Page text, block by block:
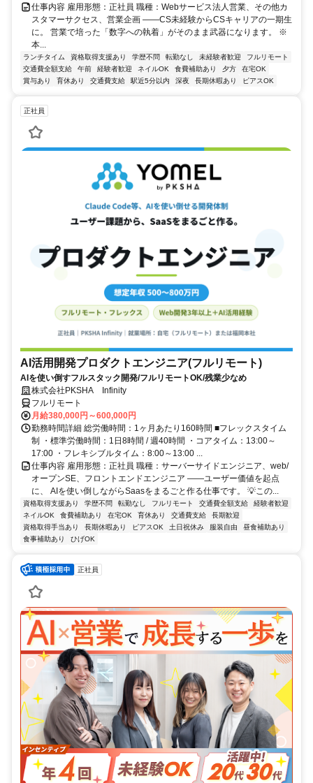
仕事内容 雇用形態：正社員 職種：Webサービス法人営業、その他カ
スタマーサクセス、営業企画 ――CS未経験からCSキャリアの一期生
に。 営業で培った「数字への執着」がそのまま武器になります。 ※
本...
ランチタイム 資格取得支援あり 学歴不問 転勤なし 未経験者歓迎
フルリモート
交通費全額支給
午前 経験者歓迎 ネイルOK 食費補助あり 夕方
在宅OK
賞与あり
育休あり 交通費支給 駅近5分以内 深夜 長期休暇あり ピアスOK
正社員
AI活用開発プロダクトエンジニア(フルリモート)
AIを使い倒すフルスタック開発/フルリモートOK/残業少なめ
株式会社PKSHA Infinity
フルリモート
月給380,000円～600,000円
勤務時間詳細 総労働時間：1ヶ月あたり160時間 ■フレックスタイム
制 ・標準労働時間：1日8時間 / 週40時間 ・コアタイム：13:00～
17:00 ・フレキシブルタイム：8:00～13:00 ...
仕事内容 雇用形態：正社員 職種：サーバーサイドエンジニア、web/
オープンSE、フロントエンドエンジニア ――ユーザー価値を起点
に、 AIを使い倒しながらSaasをまるごと作る仕事です。 💡この...
資格取得支援あり 学歴不問 転勤なし フルリモート 交通費全額支給
経験者歓迎
ネイルOK
食費補助あり 在宅OK 育休あり 交通費支給
長期歓迎
資格取得手当あり
長期休暇あり ピアスOK 土日祝休み 服装自由
昼食補助あり
食事補助あり
ひげOK
正社員